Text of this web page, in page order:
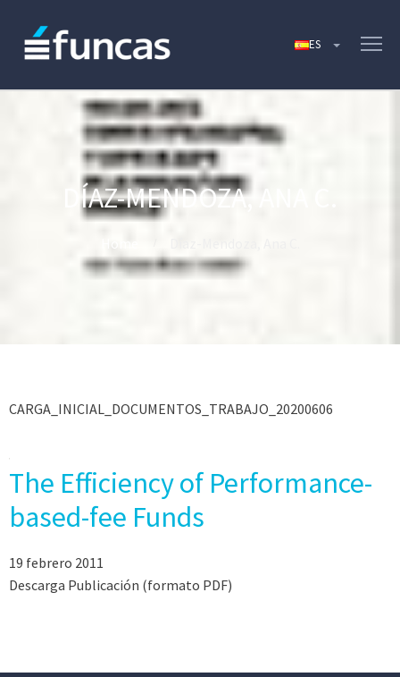
DÍAZ-MENDOZA, ANA C.
Home
CARGA_INICIAL_DOCUMENTOS_TRABAJO_20200606
The Efficiency of Performance-
based-fee Funds
19 febrero 2011
Descarga Publicación (formato PDF)